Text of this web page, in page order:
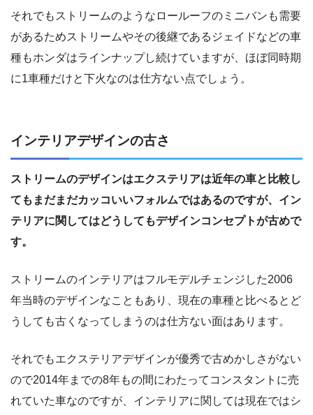
それでもストリームのようなロールーフのミニバンも需要
があるためストリームやその後継であるジェイドなどの車
種もホンダはラインナップし続けていますが、ほぼ同時期
に1車種だけと下火なのは仕方ない点でしょう。
インテリアデザインの古さ
ストリームのデザインはエクステリアは近年の車と比較し
てもまだまだカッコいいフォルムではあるのですが、イン
テリアに関してはどうしてもデザインコンセプトが古めで
す。
ストリームのインテリアはフルモデルチェンジした2006
年当時のデザインなこともあり、現在の車種と比べるとど
うしても古くなってしまうのは仕方ない面はあります。
それでもエクステリアデザインが優秀で古めかしさがない
ので2014年までの8年もの間にわたってコンスタントに売
れていた車なのですが、インテリアに関しては現在ではシ